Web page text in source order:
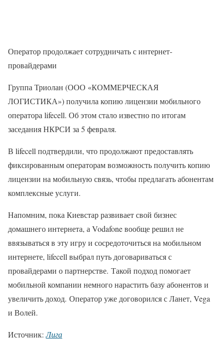
Оператор продолжает сотрудничать с интернет-
провайдерами
Группа Триолан (ООО «КОММЕРЧЕСКАЯ
ЛОГИСТИКА») получила копию лицензии мобильного
оператора lifecell. Об этом стало известно по итогам
заседания НКРСИ за 5 февраля.
В lifecell подтвердили, что продолжают предоставлять
фиксированным операторам возможность получить копию
лицензии на мобильную связь, чтобы предлагать абонентам
комплексные услуги.
Напомним, пока Киевстар развивает свой бизнес
домашнего интернета, а Vodafone вообще решил не
ввязываться в эту игру и сосредоточиться на мобильном
интернете, lifecell выбрал путь договариваться с
провайдерами о партнерстве. Такой подход помогает
мобильной компании немного нарастить базу абонентов и
увеличить доход. Оператор уже договорился с Ланет, Vega
и Волей.
Источник:Лига